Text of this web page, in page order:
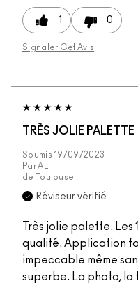
1 0
Signaler Cet Avis
TRÈS JOLIE PALETTE
Soumis19/09/2023
ParAL
de
Toulouse
Réviseur vérifié
Très jolie palette. Les
qualité. Application
impeccable même
superbe. La photo, la